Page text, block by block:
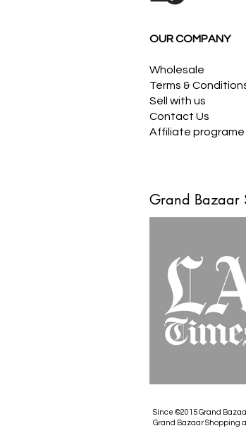
OUR COMPANY
Wholesale
Terms &
Sell with us
Contact Us
Affiliate programe
Grand Bazaar
Since ©2015 Grand
Grand Bazaar Shopping